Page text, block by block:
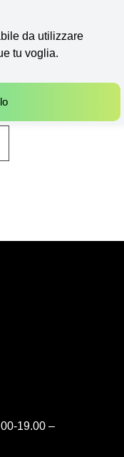
da utilizzare
tu voglia.
19.00 –